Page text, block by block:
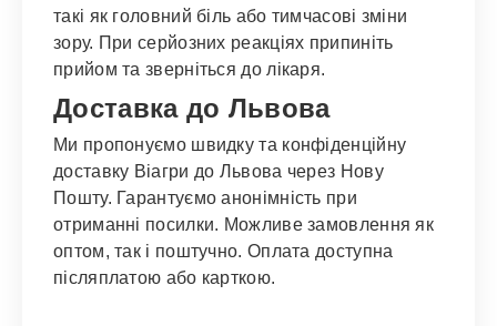
такі як головний біль або тимчасові зміни
зору. При серйозних реакціях припиніть
прийом та зверніться до лікаря.
Доставка до Львова
Ми пропонуємо швидку та конфіденційну
доставку Віагри до Львова через Нову
Пошту. Гарантуємо анонімність при
отриманні посилки. Можливе замовлення як
оптом, так і поштучно. Оплата доступна
післяплатою або карткою.